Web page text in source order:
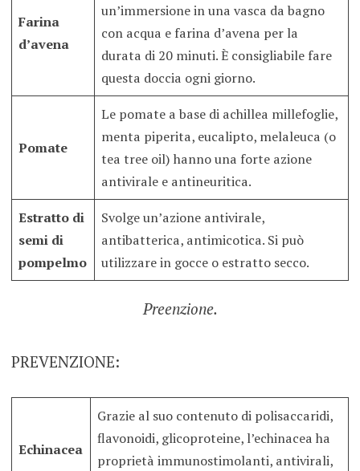
Farina
d’avena
un’immersione in una vasca da bagno
con acqua e farina d’avena per la
durata di 20 minuti. È consigliabile fare
questa doccia ogni giorno.
Pomate
Le pomate a base di achillea millefoglie,
menta piperita, eucalipto, melaleuca (o
tea tree oil) hanno una forte azione
antivirale e antineuritica.
Estratto di
semi di
pompelmo
Svolge un’azione antivirale,
antibatterica, antimicotica. Si può
utilizzare in gocce o estratto secco.
Preenzione.
PREVENZIONE:
Echinacea
Grazie al suo contenuto di polisaccaridi,
flavonoidi, glicoproteine, l’echinacea ha
proprietà immunostimolanti, antivirali,